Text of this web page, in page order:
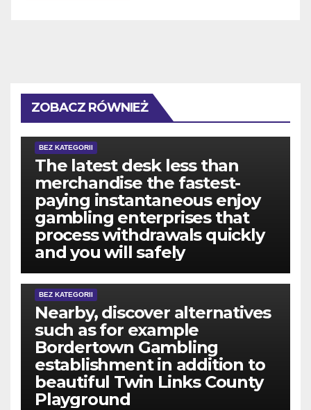
ZOBACZ RÓWNIEŻ
BEZ KATEGORII
The latest desk less than
merchandise the fastest-
paying instantaneous enjoy
gambling enterprises that
process withdrawals quickly
and you will safely
BEZ KATEGORII
Nearby, discover alternatives
such as for example
Bordertown Gambling
establishment in addition to
beautiful Twin Links County
Playground